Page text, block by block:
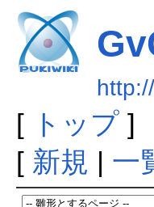
[ トップ]
[ 新規 | 一